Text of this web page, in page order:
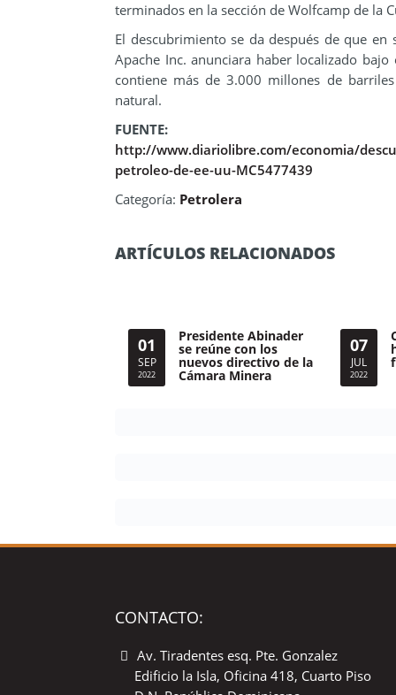
terminados en la sección de Wolfcamp de la
El descubrimiento se da después de que
Apache Inc. anunciara haber localizado
contiene más de 3.000 millones de
natural.
FUENTE:
http://www.diariolibre.com/economia/
petroleo-de-ee-uu-MC5477439
Categoría: Petrolera
ARTÍCULOS RELACIONADOS
01
SEP
2022
Presidente Abinader
se reúne con los
nuevos directivo de la
Cámara Minera
07
JUL
2022
CONTACTO:
Av. Tiradentes esq. Pte. Gonzalez
Edificio la Isla, Oficina 418, Cuarto Piso